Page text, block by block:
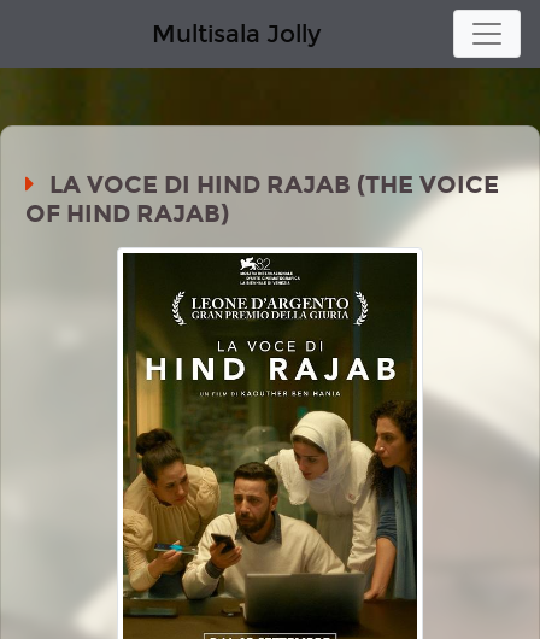
Multisala Jolly
LA VOCE DI HIND RAJAB (THE VOICE
OF HIND RAJAB)